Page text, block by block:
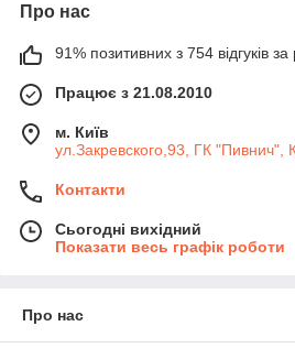
Про нас
91% позитивних з 754 відгуків за
Працює з 21.08.2010
м. Київ
ул.Закревского,93, ГК "Пивнич",
Контакти
Сьогодні вихідний
Показати весь графік роботи
Про нас